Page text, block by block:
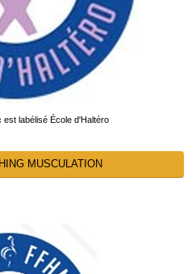
est labélisé École d'Haltéro
MUSCULATION